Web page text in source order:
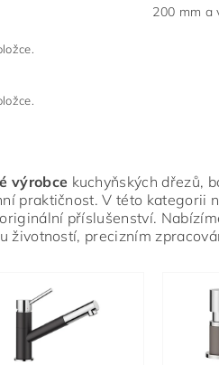
200 mm a
výrobce kuchyňských dřezů,
praktičnost. V této kategorii
příslušenství.
životností, precizním